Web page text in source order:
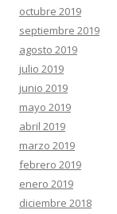
octubre 2019
septiembre 2019
agosto 2019
julio 2019
junio 2019
mayo 2019
abril 2019
marzo 2019
febrero 2019
enero 2019
diciembre 2018